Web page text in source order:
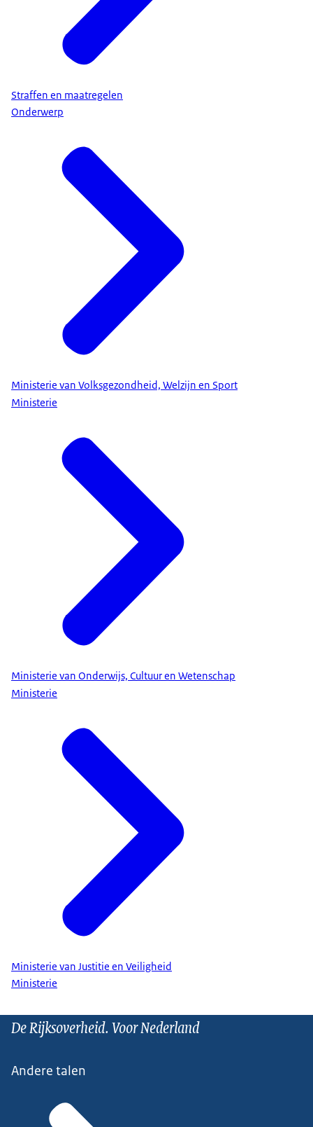
Straffen en maatregelen
Onderwerp
Ministerie van Volksgezondheid, Welzijn en Sport
Ministerie
Ministerie van Onderwijs, Cultuur en Wetenschap
Ministerie
Ministerie van Justitie en Veiligheid
Ministerie
De Rijksoverheid. Voor Nederland
Andere talen